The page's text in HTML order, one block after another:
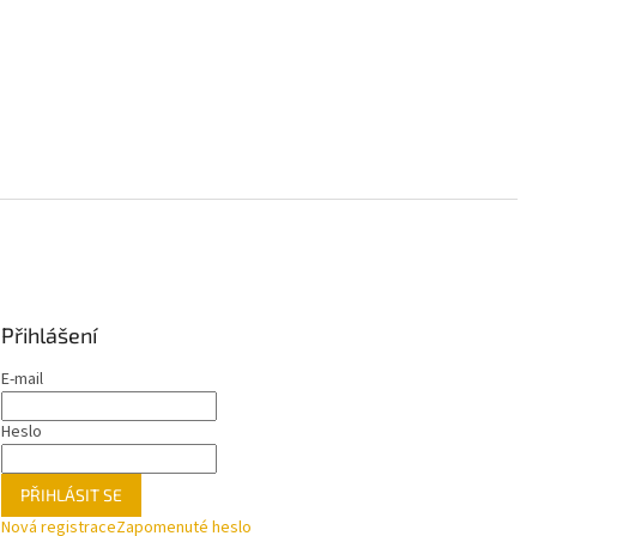
Přihlášení
E-mail
Heslo
PŘIHLÁSIT SE
Nová registraceZapomenuté heslo